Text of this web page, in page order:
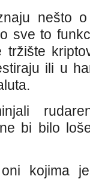
nešto
sve to
ili u
bi bilo
kojima